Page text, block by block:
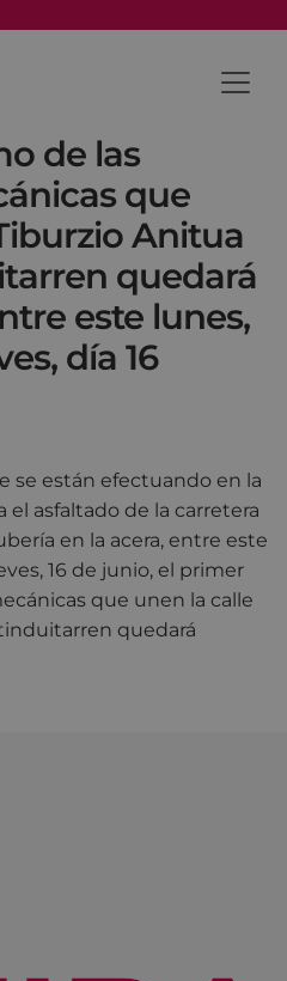
de las
que
Anitua
quedará
este lunes,
día 16
se están efectuando en la
el asfaltado de la carretera
en la acera, entre este
16 de junio, el primer
que unen la calle
quedará